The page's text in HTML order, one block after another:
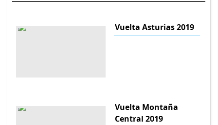
Vuelta Asturias 2019
Vuelta Montaña
Central 2019